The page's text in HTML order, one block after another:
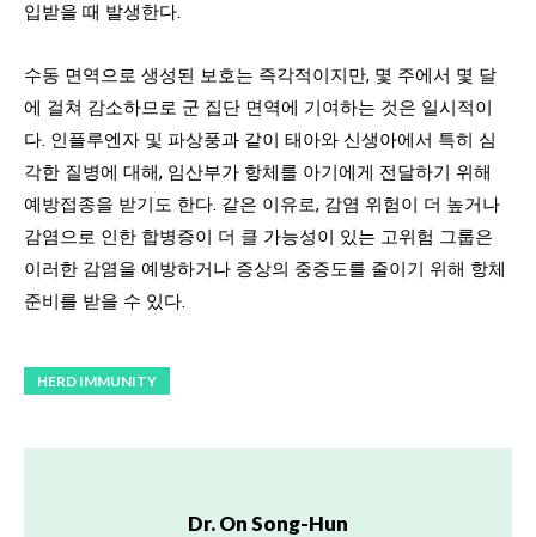
입받을 때 발생한다.
수동 면역으로 생성된 보호는 즉각적이지만, 몇 주에서 몇 달
에 걸쳐 감소하므로 군 집단 면역에 기여하는 것은 일시적이
다. 인플루엔자 및 파상풍과 같이 태아와 신생아에서 특히 심
각한 질병에 대해, 임산부가 항체를 아기에게 전달하기 위해
예방접종을 받기도 한다. 같은 이유로, 감염 위험이 더 높거나
감염으로 인한 합병증이 더 클 가능성이 있는 고위험 그룹은
이러한 감염을 예방하거나 증상의 중증도를 줄이기 위해 항체
준비를 받을 수 있다.
HERD IMMUNITY
Dr. On Song-Hun